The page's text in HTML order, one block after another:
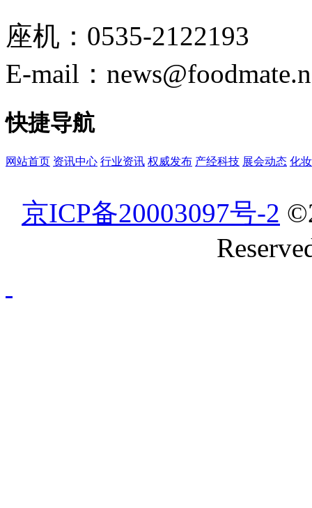
座机：0535-2122193
E-mail：
快捷导航
网站首页 资讯中心 行业资讯 权威发布 产经科技 展会动态 化
京ICP备20003097号-2